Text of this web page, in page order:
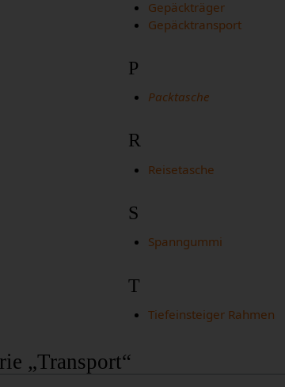
Gepäckträger
Gepäcktransport
P
Packtasche
R
Reisetasche
S
Spanngummi
T
Tiefeinsteiger Rahmen
„Transport“